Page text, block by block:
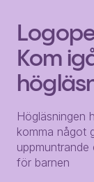
Kom
Högläsningen
komma något
för barnen